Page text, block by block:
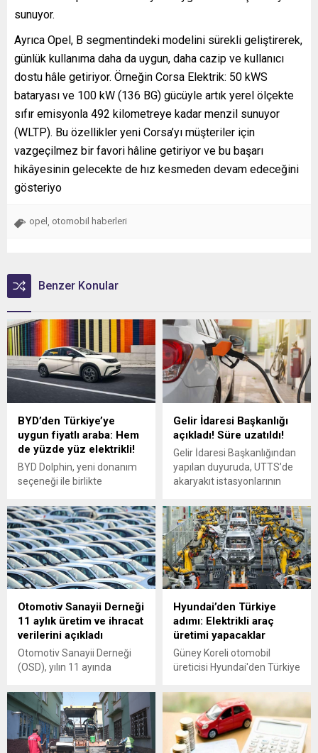
sunuyor.
Ayrıca Opel, B segmentindeki modelini sürekli geliştirerek,
günlük kullanıma daha da uygun, daha cazip ve kullanıcı
dostu hâle getiriyor. Örneğin Corsa Elektrik: 50 kWS
bataryası ve 100 kW (136 BG) gücüyle artık yerel ölçekte
sıfır emisyonla 492 kilometreye kadar menzil sunuyor
(WLTP). Bu özellikler yeni Corsa’yı müşteriler için
vazgeçilmez bir favori hâline getiriyor ve bu başarı
hikâyesinin gelecekte de hız kesmeden devam edeceğini
gösteriyo
opel otomobil haberleri
Benzer Konular
BYD’den Türkiye’ye
uygun fiyatlı araba: Hem
de yüzde yüz elektrikli!
BYD Dolphin, yeni donanım
seçeneği ile birlikte
TL'den satışa çıkıyor. Yüzde
yüz elektrikli olan bu
otomobil, Nisan ayında BYD
satış noktalarında alıcılarıyla
buluşacak. İşte detaylar...
Gelir İdaresi Başkanlığı
açıkladı! Süre uzatıldı!
Gelir İdaresi Başkanlığından
yapılan duyuruda, UTTS’de
akaryakıt istasyonlarının
Haziran 2025’e, taşıt
sahiplerinin taşıt tanıma
birimi montaj süreleri ise 30
Haziran 2025’e kadar
uzatıldığını açıklandı.
Otomotiv Sanayii Derneği
11 aylık üretim ve ihracat
verilerini açıkladı
Otomotiv Sanayii Derneği
(OSD), yılın 11 ayında
yılın aynı dönemine göre
yüzde 8 azalarak 1 milyon
239 bin 944 adet olduğunu
bildirdi.
Hyundai’den Türkiye
adımı: Elektrikli araç
üretimi yapacaklar
Güney Koreli otomobil
üreticisi Hyundai'den Türkiye
otomobil üretimi için
harekete geçildi.